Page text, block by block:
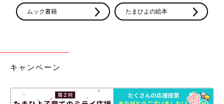
ムック書籍 たまひよの絵本
キャンペーン